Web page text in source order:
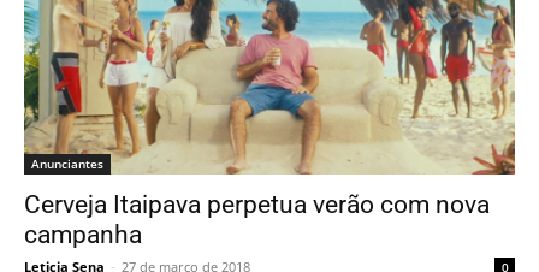
Anunciantes
Cerveja Itaipava perpetua verão com nova
campanha
Leticia Sena - 27 de março de 2018 0